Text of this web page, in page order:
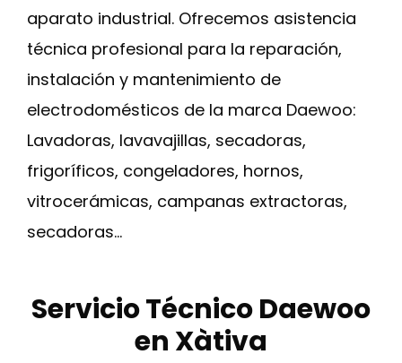
aparato industrial. Ofrecemos asistencia
técnica profesional para la reparación,
instalación y mantenimiento de
electrodomésticos de la marca Daewoo:
Lavadoras, lavavajillas, secadoras,
frigoríficos, congeladores, hornos,
vitrocerámicas, campanas extractoras,
secadoras…
Servicio Técnico Daewoo
en Xàtiva